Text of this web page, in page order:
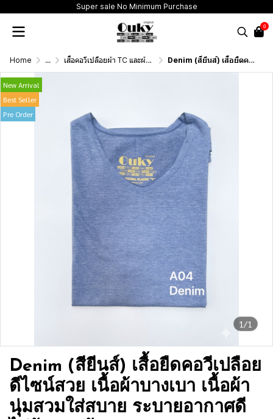
Super sale No Minimum Purchase
0
Home ... เสื้อคอวีเปลือยผ้า TC และผ้าสลาฟบางเบาพิเศษ (T-Shirt Classic "V" Neck Very thin and Extra thin) Denim (สียีนส์) เสื้อยืดคอวีเปลือย ดีไซน์สวย เนื้อผ้าบางเบา เนื้อผ้านุ่มสวมใส่สบาย ระบายอากาศดี ไม่ร้อนอบอ้าว
1/1
New Arrival
Best Seller
Pre Order
Denim (สียีนส์) เสื้อยืดคอวีเปลือย
ดีไซน์สวย เนื้อผ้าบางเบา เนื้อผ้า
นุ่มสวมใส่สบาย ระบายอากาศดี